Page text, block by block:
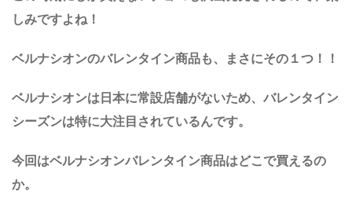
しみですよね！
ベルナシオンのバレンタイン商品も、まさにその１つ！！
ベルナシオンは日本に常設店舗がないため、バレンタイン
シーズンは特に大注目されているんです。
今回はベルナシオンバレンタイン商品はどこで買えるの
か。